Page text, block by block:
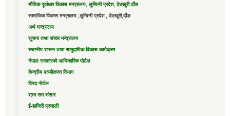
भौतिक पूर्वाधार विकास मन्त्रालय, लुम्विनी प्रदेश, देउखुरी,दाँङ
सामाजिक विकास मन्त्रालय ,लुम्विनी प्रदेश , देउखुरी,दाँङ
अर्थ मन्त्रालय
सूचना तथा संचार मन्त्रालय
स्थानीय शासन तथा सामुदायिक विकास कार्यक्रम
नेपाल सरकारको आधिकारिक पोर्टल
केन्द्रीय पञ्जीकरण विभाग
विपद पोर्टल
श्रम सम संसार
ई-हाजिरी प्रणाली